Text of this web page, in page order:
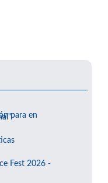
para en
Fest 2026 -